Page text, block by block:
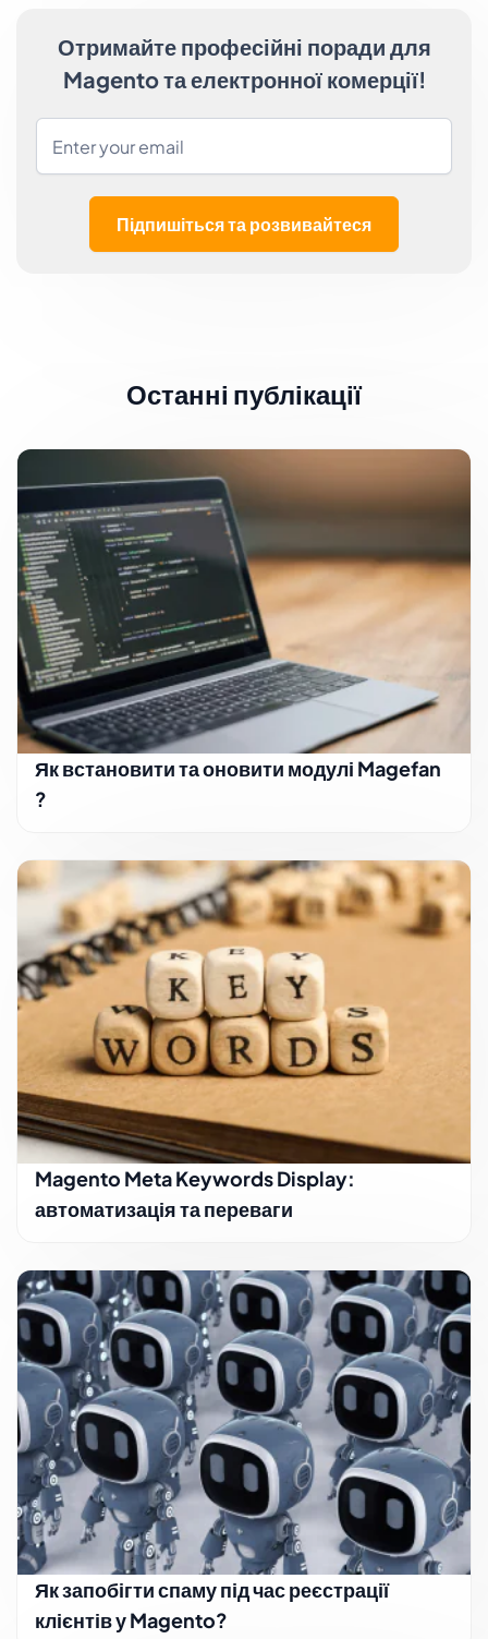
Отримайте професійні поради для
Magento та електронної комерції!
Підпишіться та розвивайтеся
Останні публікації
Як встановити та оновити модулі Magefan
?
Magento Meta Keywords Display:
автоматизація та переваги
Як запобігти спаму під час реєстрації
клієнтів у Magento?